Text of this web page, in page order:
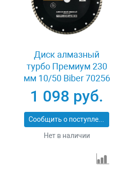
Диск алмазный
турбо Премиум 230
мм 10/50 Biber 70256
1 098 руб.
Сообщить о поступлении
Нет в наличии